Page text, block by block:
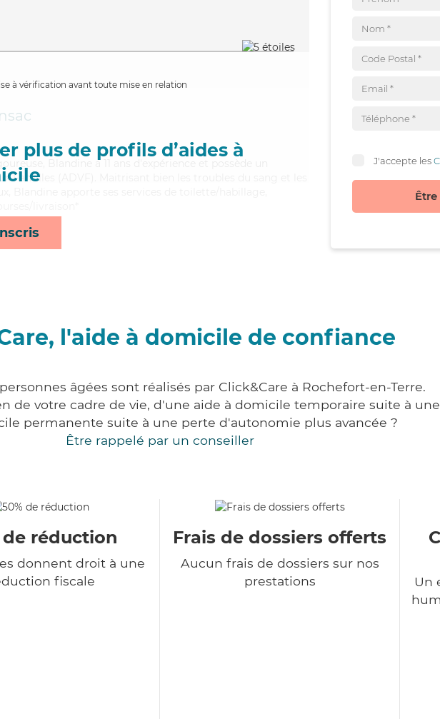
à vérification avant toute mise en relation
plus de profils d’aides à
Blandine a 11 ans d'expérience et possède un
Familles (ADVF). Maitrisant bien les troubles du sang et les
J'accepte les
l'aide à domicile de confiance
âgées sont réalisés par Click&Care à Rochefort-en-Terre.
de votre cadre de vie, d'une aide à domicile temporaire suite à
permanente suite à une perte d'autonomie plus avancée ?
Être rappelé par un conseiller
de réduction
donnent droit à une
fiscale
Frais de dossiers offerts
Aucun frais de dossiers sur nos
prestations
Un